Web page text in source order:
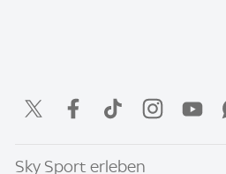
Sky Sport erleben